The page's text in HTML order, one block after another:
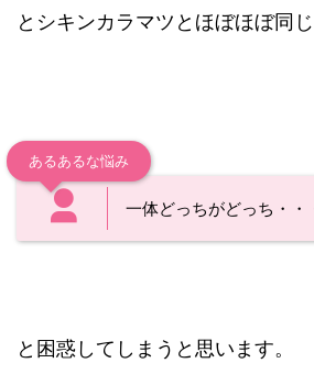
とシキンカラマツとほぼほぼ同じ
あるあるな悩み
一体どっちがどっち・・
と困惑してしまうと思います。